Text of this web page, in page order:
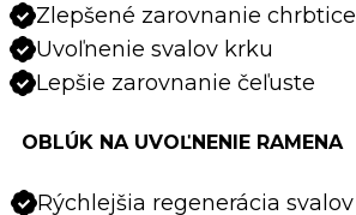
Zlepšené zarovnanie chrbtice
Uvoľnenie svalov krku
Lepšie zarovnanie čeľuste
OBLÚK NA UVOĽNENIE RAMENA
Rýchlejšia regenerácia svalov